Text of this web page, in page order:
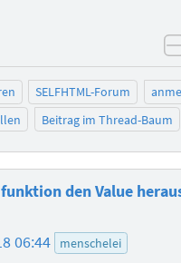
SELFHTML-Forum
Beitrag im Thread-Baum
den Value
06:44 menschelei